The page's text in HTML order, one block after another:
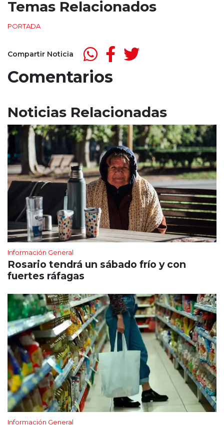
Temas Relacionados
PORTADA
Compartir Noticia
Comentarios
Noticias Relacionadas
Información General
Rosario tendrá un sábado frío y con
fuertes ráfagas
Información General